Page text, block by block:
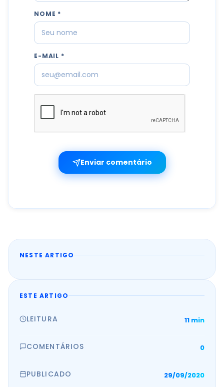
NOME *
E-MAIL *
Enviar comentário
NESTE ARTIGO
ESTE ARTIGO
LEITURA 11 min
COMENTÁRIOS 0
PUBLICADO 29/09/2020